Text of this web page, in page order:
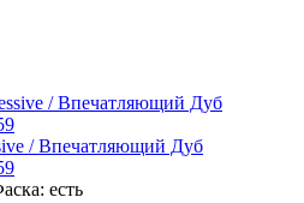
/ Впечатляющий Дуб
есть